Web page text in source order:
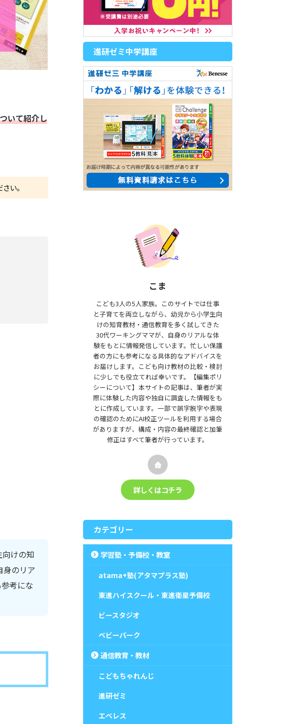
いて紹介し
い。
けの知
身のリア
考にな
進研ゼミ中学講座
こま
こども3人の5人家族。このサイトでは仕事
と子育てを両立しながら、幼児から小学生向
けの知育教材・通信教育を多く試してきた
30代ワーキングママが、自身のリアルな体
験をもとに情報発信しています。忙しい保護
者の方にも参考になる具体的なアドバイスを
お届けします。こども向け教材の比較・検討
に少しでも役立てれば幸いです。【編集ポリ
シーについて】本サイトの記事は、筆者が実
際に体験した内容や独自に調査した情報をも
とに作成しています。一部で誤字脱字や表現
の確認のためにAI校正ツールを利用する場合
がありますが、構成・内容の最終確認と加筆
修正はすべて筆者が行っています。
詳しくはコチラ
カテゴリー
学習塾・予備校・教室
atama+塾(アタマプラス塾)
東進ハイスクール・東進衛星予備校
ビースタジオ
ベビーパーク
通信教育・教材
こどもちゃれんじ
進研ゼミ
エベレス